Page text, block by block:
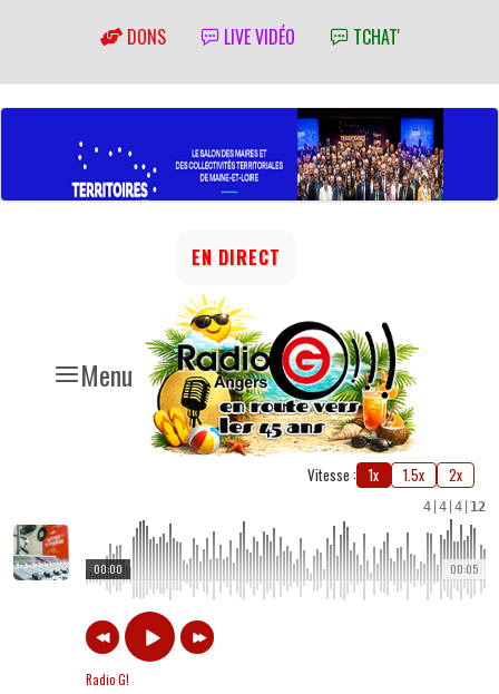
DONS LIVE VIDÉO TCHAT'
Menu
EN DIRECT
Vitesse : 1x 1.5x 2x
4 4 4 12
00:05
00:00
Radio G!